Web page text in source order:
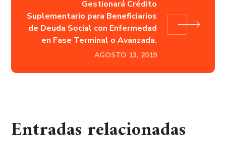
Gestionará Crédito
Suplementario para Beneficiarios
de Deuda Social con Enfermedad
en Fase Terminal o Avanzada.
AGOSTO 13, 2019
Entradas relacionadas